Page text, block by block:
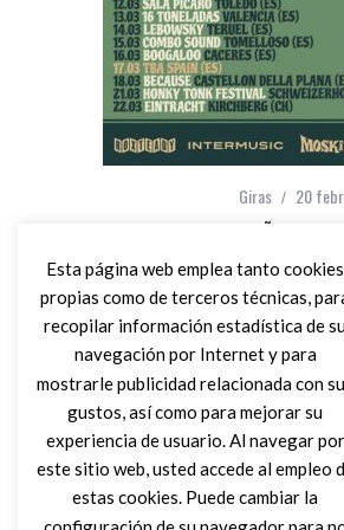
Giras 20
¡GIRA ESPAÑOLA
por Javier
Los italianos nos vuelven
del año pasado. Un
diversión asegurada.
Leer
Esta página web emplea tanto cookies
propias como de terceros técnicas,
recopilar información estadística de
navegación por Internet y para
mostrarle publicidad relacionada con
gustos, así como para mejorar su
experiencia de usuario. Al navegar por
este sitio web, usted accede al empleo
estas cookies. Puede cambiar la